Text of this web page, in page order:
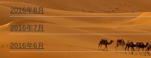
2016年8月
2016年7月
2016年6月